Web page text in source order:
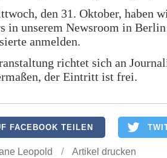
den 31. Oktober, haben
in unserem Newsroom in Berlin
anmelden.
richtet sich an
der Eintritt ist frei.
FACEBOOK TEILEN
Leopold / Artikel drucken